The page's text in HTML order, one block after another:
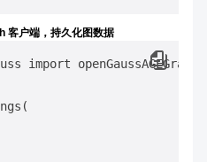
客户端，持久化图数据
import